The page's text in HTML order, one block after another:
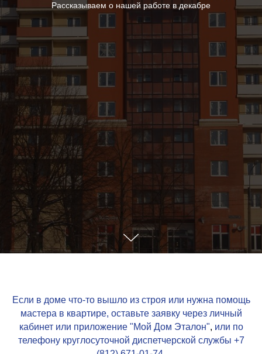
Рассказываем о нашей работе в декабре
Если в доме что-то вышло из строя или нужна помощь
мастера в квартире, оставьте заявку через личный
кабинет или приложение "Мой Дом Эталон", или по
телефону круглосуточной диспетчерской службы +7